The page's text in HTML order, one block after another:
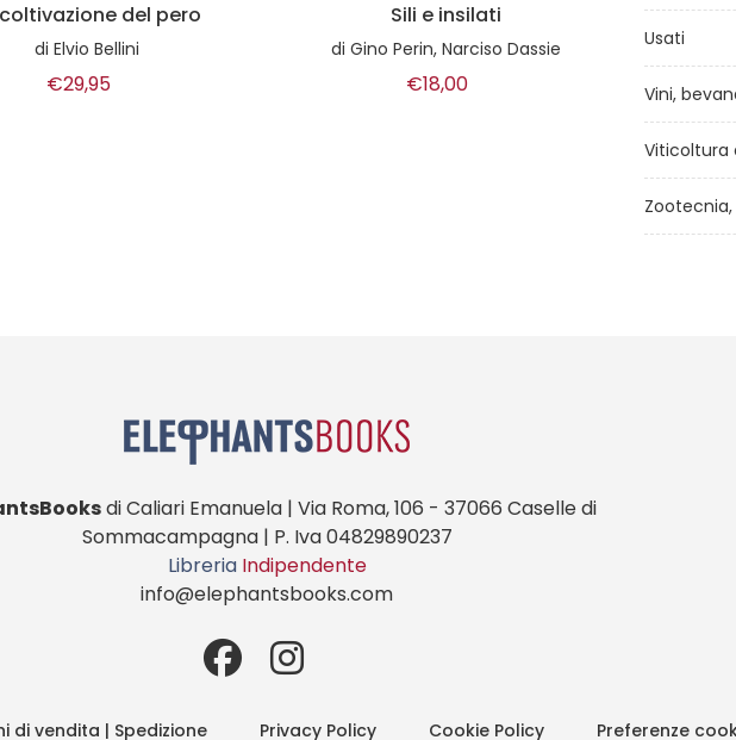
Sili e insilati
Gino Perin, Narciso Dassie
€18,00
Agricoltura celeste
diGiorgio Sangiorgio
€33,00 di
Usati
Vini,
Viticoltura
di Caliari Emanuela | Via Roma, 106 - 37066 Caselle di
Sommacampagna | P. Iva 04829890237
Libreria Indipendente
info@elephantsbooks.com
di vendita | Spedizione Privacy Policy Cookie Policy Preferenze